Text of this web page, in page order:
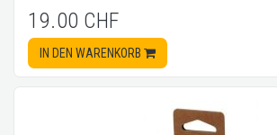
19.00 CHF
IN DEN WARENKORB